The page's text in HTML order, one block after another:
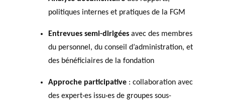
politiques internes et pratiques de la FGM
Entrevues semi-dirigées avec des membres
du personnel, du conseil d’administration, et
des bénéficiaires de la fondation
Approche participative : collaboration avec
des expert·es issu·es de groupes sous-